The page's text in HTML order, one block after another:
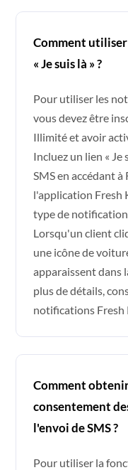
Comment
« Je suis là » ?
Pour utiliser les
vous devez être
Illimité et avoir
Incluez un lien « Je
SMS en accédant à
l'application Fresh
type de notification
Lorsqu'un client
une icône de
apparaissent dans
plus de détails,
notifications Fresh
Comment
consentement
l'envoi de SMS ?
Pour utiliser la